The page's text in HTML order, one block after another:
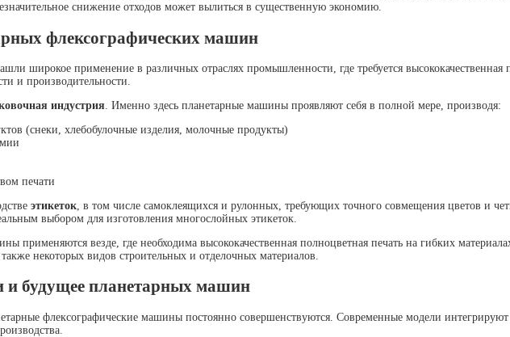
снижение отходов может вылиться в существенную экономию.
флексографических машин
широкое применение в различных отраслях промышленности, где требуется
и производительности.
индустрия . Именно здесь планетарные машины проявляют себя в полной мере, производя:
(снеки, хлебобулочные изделия, молочные продукты)
печати
этикеток , в том числе самоклеящихся и рулонных, требующих точного совмещения цветов и
выбором для изготовления многослойных этикеток.
применяются везде, где необходима высококачественная полноцветная печать на гибких
некоторых видов строительных и отделочных материалов.
и будущее планетарных машин
флексографические машины постоянно совершенствуются. Современные модели